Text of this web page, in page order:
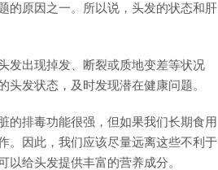
的原因之一。所以说，头发的状态和肝
发出现掉发、断裂或质地变差等状况
发状态，及时发现潜在健康问题。
的排毒功能很强，但如果我们长期食用
。因此，我们应该尽量远离这些不利于
给头发提供丰富的营养成分。